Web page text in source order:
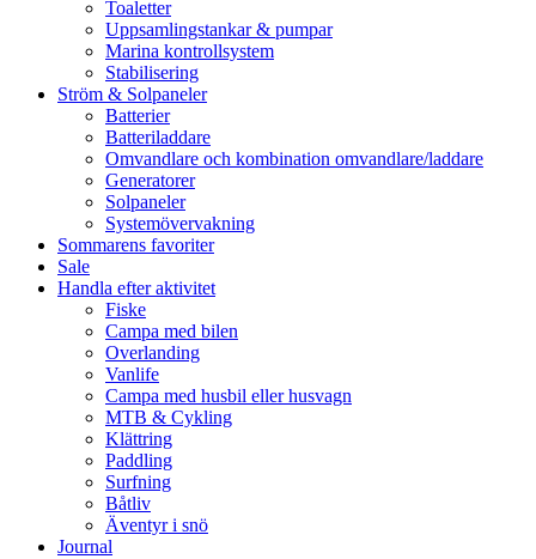
Toaletter
Uppsamlingstankar & pumpar
Marina kontrollsystem
Stabilisering
Ström & Solpaneler
Batterier
Batteriladdare
Omvandlare och kombination omvandlare/laddare
Generatorer
Solpaneler
Systemövervakning
Sommarens favoriter
Sale
Handla efter aktivitet
Fiske
Campa med bilen
Overlanding
Vanlife
Campa med husbil eller husvagn
MTB & Cykling
Klättring
Paddling
Surfning
Båtliv
Äventyr i snö
Journal